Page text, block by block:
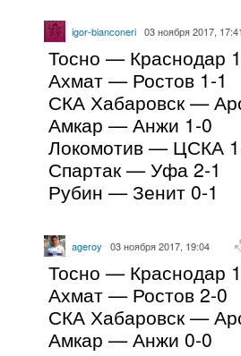
igor-bianconeri 03 ноября 2017, 17:41
Тосно — Краснодар
Ахмат — Ростов 1-1
СКА Хабаровск —
Амкар — Анжи 1-0
Локомотив — ЦСКА
Спартак — Уфа 2-1
Рубин — Зенит 0-1
ageroy 03 ноября 2017, 19:04
Тосно — Краснодар
Ахмат — Ростов 2-0
СКА Хабаровск —
Амкар — Анжи 0-0